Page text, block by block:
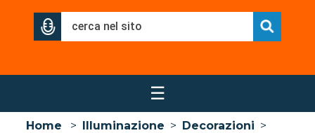
☰
Home > Illuminazione > Decorazioni >